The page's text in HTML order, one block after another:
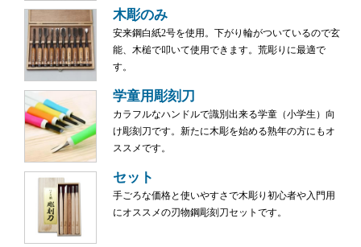
木彫のみ
安来鋼白紙2号を使用。下がり輪がついているので玄
能、木槌で叩いて使用できます。荒彫りに最適で
す。
学童用彫刻刀
カラフルなハンドルで識別出来る学童（小学生）向
け彫刻刀です。新たに木彫を始める熟年の方にもオ
ススメです。
セット
手ごろな価格と使いやすさで木彫り初心者や入門用
にオススメの刃物鋼彫刻刀セットです。